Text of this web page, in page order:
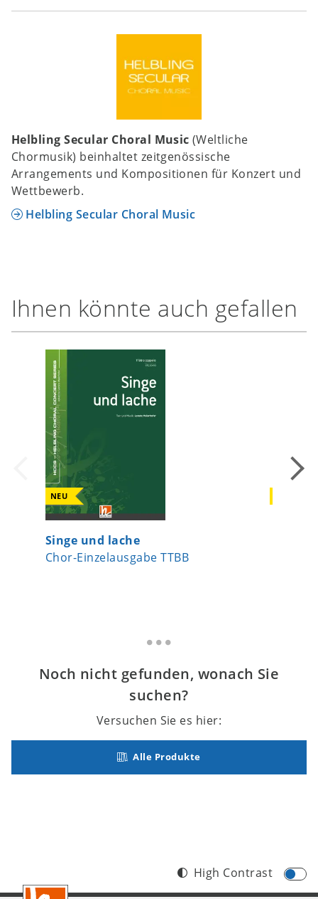
Helbling Secular Choral Music (Weltliche
Chormusik) beinhaltet zeitgenössische
Arrangements und Kompositionen für Konzert und
Wettbewerb.
Helbling Secular Choral Music
Ihnen könnte auch gefallen
NEU
Singe und lache
Chor-Einzelausgabe TTBB
Noch nicht gefunden, wonach Sie
suchen?
Versuchen Sie es hier:
Alle Produkte
Footer
High Contrast